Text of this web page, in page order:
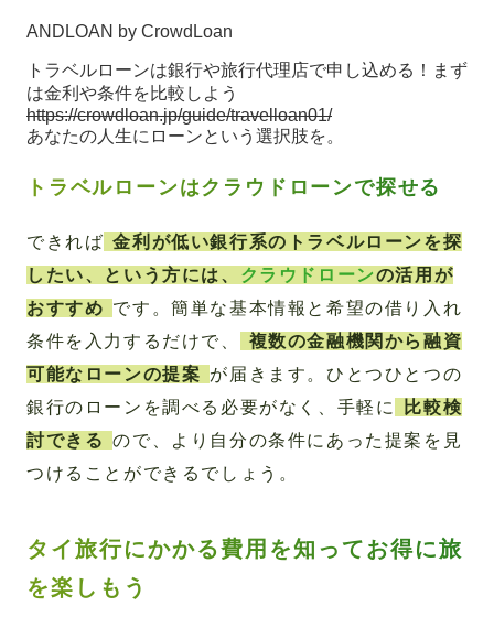
ANDLOAN by CrowdLoan
トラベルローンは銀行や旅行代理店で申し込める！まず
は金利や条件を比較しよう
https://crowdloan.jp/guide/travelloan01/
あなたの人生にローンという選択肢を。
トラベルローンはクラウドローンで探せる
できれば 金利が低い銀行系のトラベルローンを探
したい、という方には、 クラウドローンの活用が
おすすめ です。簡単な基本情報と希望の借り入れ
条件を入力するだけで、
複数の金融機関から融資
可能なローンの提案 が届きます。ひとつひとつの
銀行のローンを調べる必要がなく、手軽に
比較検
討できる
ので、より自分の条件にあった提案を見
つけることができるでしょう。
タイ旅行にかかる費用を知ってお得に旅
を楽しもう